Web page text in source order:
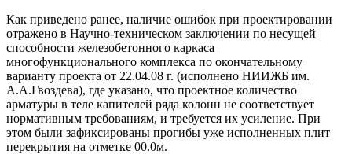
Как приведено ранее, наличие ошибок при проектировании
отражено в Научно-техническом заключении по несущей
способности железобетонного каркаса
многофункционального комплекса по окончательному
варианту проекта от 22.04.08 г. (исполнено НИИЖБ им.
А.А.Гвоздева), где указано, что проектное количество
арматуры в теле капителей ряда колонн не соответствует
нормативным требованиям, и требуется их усиление. При
этом были зафиксированы прогибы уже исполненных плит
перекрытия на отметке 00.0м.